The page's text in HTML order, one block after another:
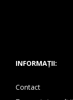
INFORMAȚII:
Contact